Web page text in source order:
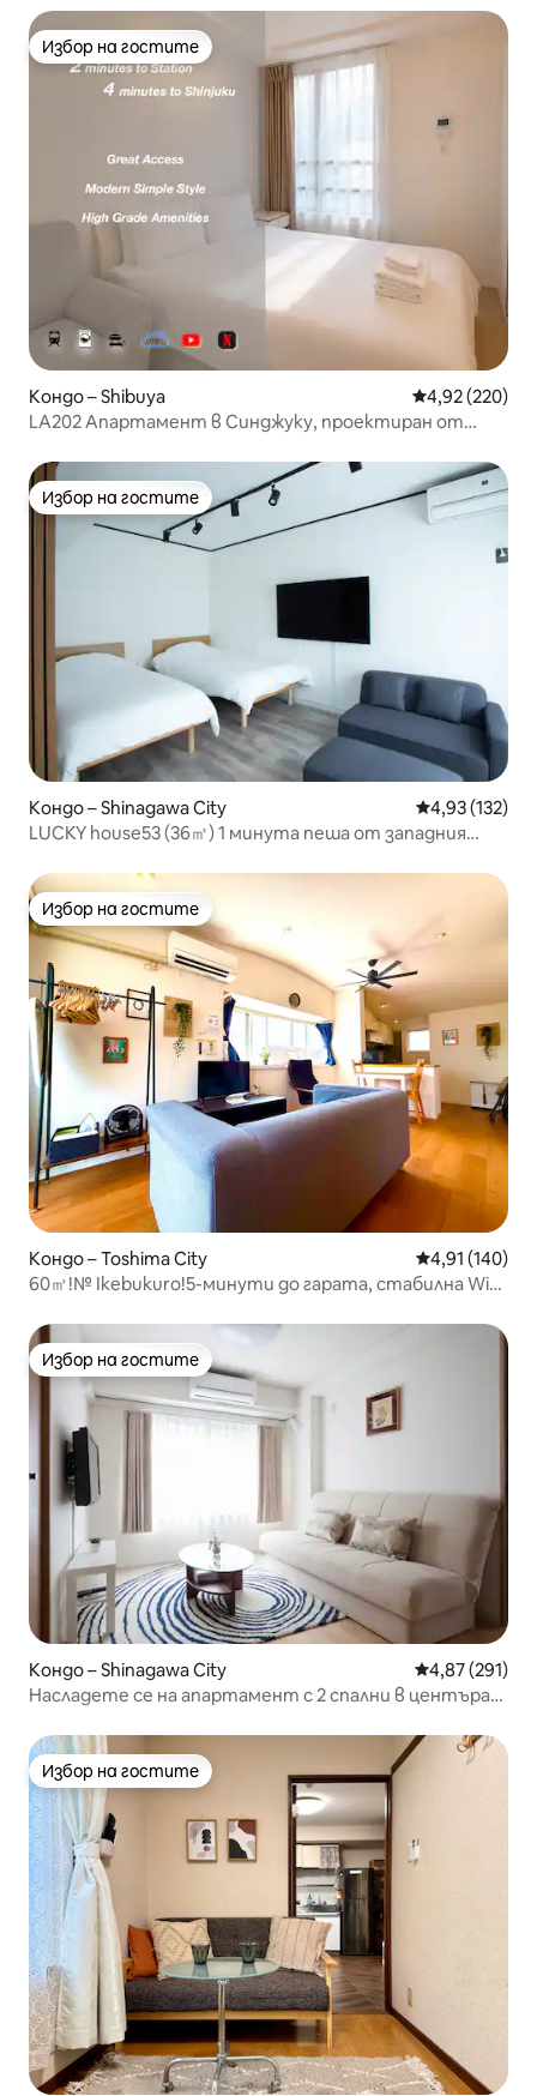
студио с 1 кухня Пералня и сушилня 30㎡ 02
Избор на гостите
Избор на гостите
Кондо – Shibuya Средна
4,92 (220)
LA202 Апартамент в Синджуку, проектиран от
Избор на гостите
Избор на гостите
Кондо – Shinagawa City Средна
4,93 (132)
LUCKY house53 (36㎡) 1 минута пеша от западния
Избор на гостите
Избор на гостите
Кондо – Toshima City Средна
4,91 (140)
60㎡!№ Ikebukuro!5-минути до гарата, стабилна Wi-
Избор на гостите
Избор на гостите
Кондо – Shinagawa City Средна
4,87 (291)
Насладете се на апартамент с 2 спални в центъра
Избор на гостите
Избор на гостите